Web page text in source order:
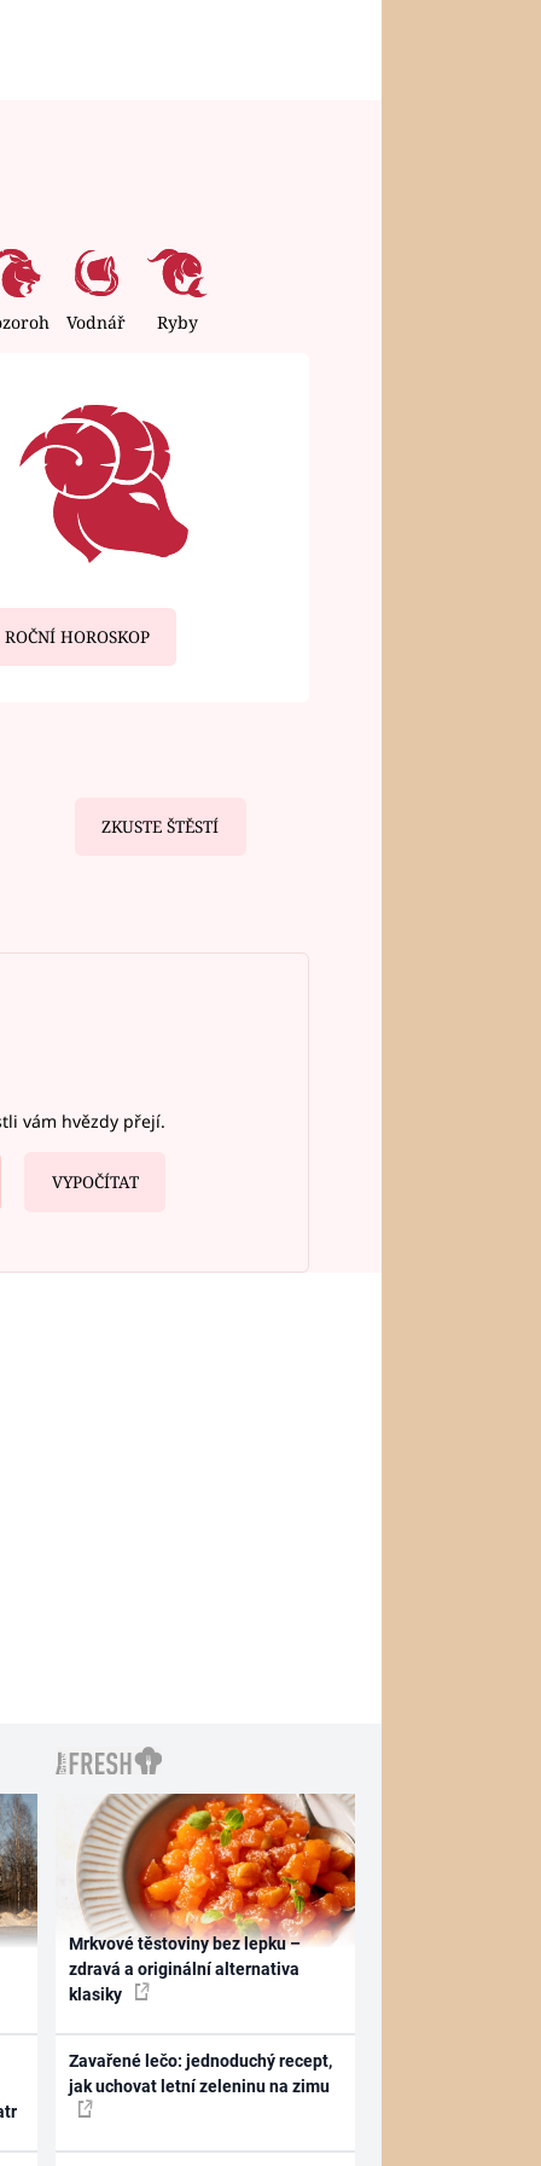
Vodnář Ryby
ROČNÍ HOROSKOP
ZKUSTE ŠTĚSTÍ
vám hvězdy přejí.
VYPOČÍTAT
Mrkvové těstoviny bez lepku –
zdravá a originální alternativa
klasiky
Zavařené lečo: jednoduchý recept,
jak uchovat letní zeleninu na zimu